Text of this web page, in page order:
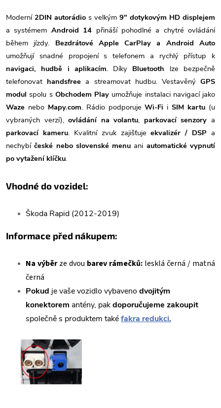
Moderní 2DIN autorádio s velkým 9" dotykovým HD displejem
a systémem Android 14 přináší pohodlné a chytré ovládání
během jízdy. Bezdrátové Apple CarPlay a Android Auto
umožňují snadné propojení s telefonem a rychlý přístup k
navigaci, hudbě i aplikacím. Díky Bluetooth lze bezpečně
telefonovat handsfree a streamovat hudbu. VestavěnýGPS
modul spolu s Obchodem Play umožňuje instalaci navigací jako
Waze nebo Mapy.com. Rádio podporujeWi-Fi iSIM kartu (u
vybraných verzí),ovládání na volantu, parkovací senzory a
parkovací kameru. Kvalitní zvuk zajišťujeekvalizér / DSP a
nechybíčeské nebo slovenské menu ani automatické vypnutí
po vytažení klíčku.
Vhodné do vozidel:
Škoda Rapid (2012-2019)
Informace před nákupem:
Na výběrze dvou barev rámečků: lesklá černá / matná
černá
Pokud je vaše vozidlo vybaveno dvojitým
konektorem antény, pakdoporučujeme zakoupit
společně s produktem takéfakra redukci.